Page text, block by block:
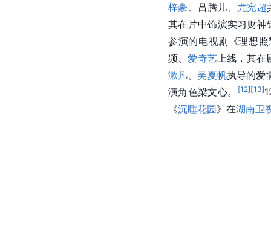
梓豪 、吕腾儿、 尤宪超
其在片中饰演实习财神
参演的电视剧《理想
频、 爱奇艺 上线，其
漱凡 、吴夏帆执导的爱
演角色梁文心。
[12][13]
《沉睡花园》在湖南卫